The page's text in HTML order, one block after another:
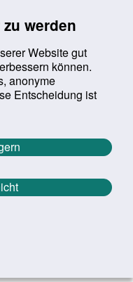
werden
Website gut
können.
anonyme
Entscheidung ist
erster
vorheriger
816/1627